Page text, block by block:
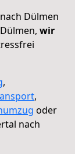
Dülmen
wir
,
,
oder
nach